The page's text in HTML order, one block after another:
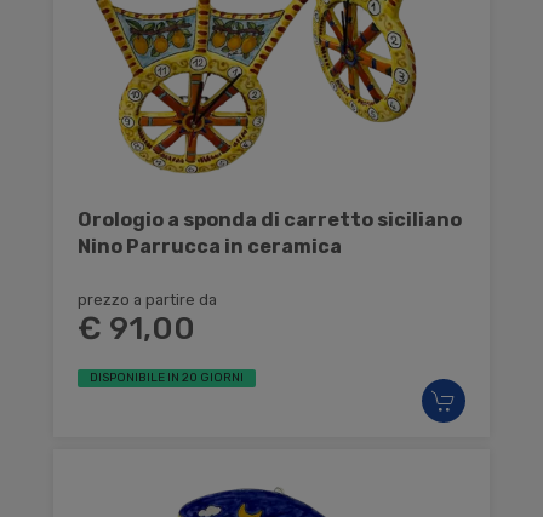
Orologio a sponda di carretto siciliano
Nino Parrucca in ceramica
prezzo a partire da
€ 91,00
DISPONIBILE IN 20 GIORNI